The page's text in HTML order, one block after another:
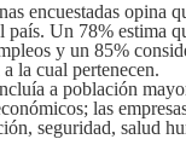
encuestadas opina
Un 78% estima
y un 85%
la cual pertenecen.
a población
las
seguridad, salud